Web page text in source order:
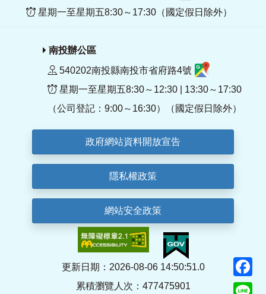
星期一至星期五8:30～17:30（國定假日除外）
南投辦公區
540202南投縣南投市省府路4號
星期一至星期五8:30～12:30 | 13:30～17:30
（公司登記：9:00～16:30）（國定假日除外）
政府網站資料開放宣告
隱私權政策
網站安全政策
更新日期：2026-08-06 14:50:51.0
累積瀏覽人次：477475901